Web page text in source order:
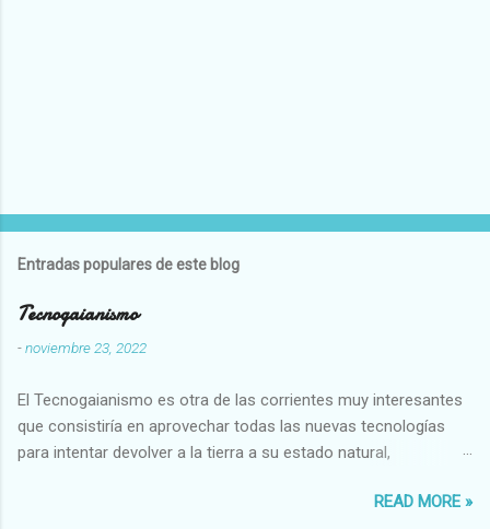
Entradas populares de este blog
Tecnogaianismo
-noviembre 23, 2022
El Tecnogaianismo es otra de las corrientes muy interesantes
que consistiría en aprovechar todas las nuevas tecnologías
para intentar devolver a la tierra a su estado natural,
READ MORE »